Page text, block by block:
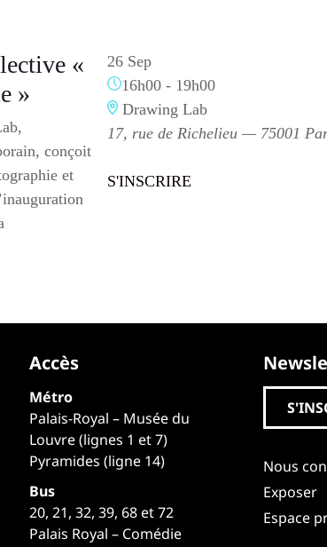
«
»
conçoit
et
26 Sep
16h00 - 19h00
Drawing Lab
17, rue de Richelieu — 75001
S'INSCRIRE
Accès
Métro
Palais-Royal – Musée du
Louvre (lignes 1 et 7)
Pyramides (ligne 14)
Bus
20, 21, 32, 39, 68 et 72
Palais Royal – Comédie
Nous
Exposer
Espace